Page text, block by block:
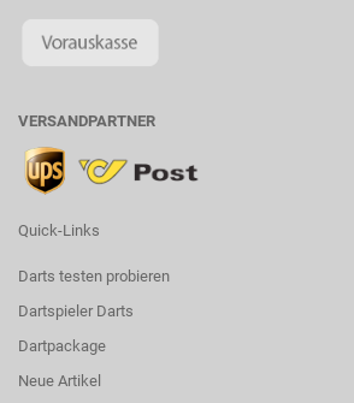
VERSANDPARTNER
Quick-Links
Darts testen probieren
Dartspieler Darts
Dartpackage
Neue Artikel